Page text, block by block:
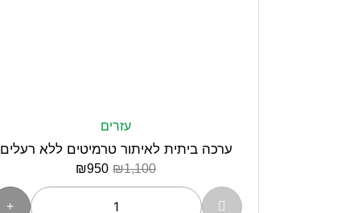
עזרים
ערכה ביתית לאיתור טרמיטים ללא רעלים
₪1,100
₪950